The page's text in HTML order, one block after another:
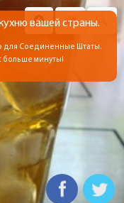
вашей страны.
для Соединенные Штаты.
больше минуты!